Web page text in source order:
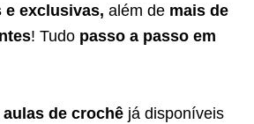
e exclusivas, além de mais de
! Tudo passo a passo em
aulas de crochê já disponíveis